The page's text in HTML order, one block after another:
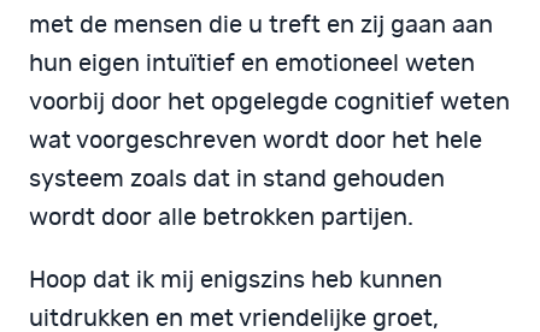
met de mensen die u treft en zij gaan aan
hun eigen intuïtief en emotioneel weten
voorbij door het opgelegde cognitief weten
wat voorgeschreven wordt door het hele
systeem zoals dat in stand gehouden
wordt door alle betrokken partijen.
Hoop dat ik mij enigszins heb kunnen
uitdrukken en met vriendelijke groet,